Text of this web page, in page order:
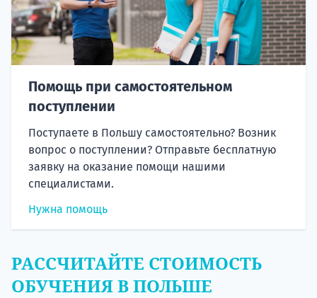
Помощь при самостоятельном
поступлении
Поступаете в Польшу самостоятельно? Возник
вопрос о поступлении? Отправьте бесплатную
заявку на оказание помощи нашими
специалистами.
Нужна помощь
РАССЧИТАЙТЕ СТОИМОСТЬ
ОБУЧЕНИЯ В ПОЛЬШЕ